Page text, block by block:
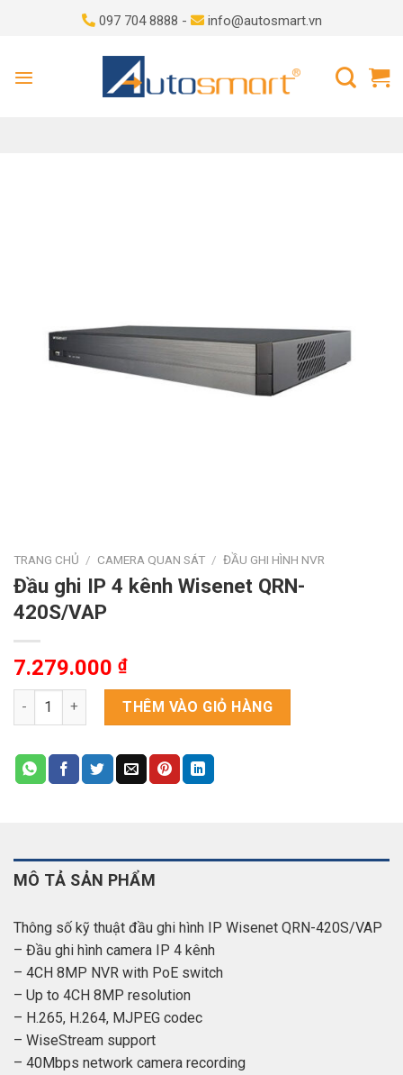
097 704 8888 - info@autosmart.vn
TRANG CHỦ / CAMERA QUAN SÁT / ĐẦU GHI HÌNH NVR
Đầu ghi IP 4 kênh Wisenet QRN-
420S/VAP
7.279.000 ₫
Đầu ghi IP 4 kênh Wisenet QRN-420S/VAP số lượng
THÊM VÀO GIỎ HÀNG
MÔ TẢ SẢN PHẨM
Thông số kỹ thuật đầu ghi hình IP Wisenet QRN-420S/VAP
– Đầu ghi hình camera IP 4 kênh
– 4CH 8MP NVR with PoE switch
– Up to 4CH 8MP resolution
– H.265, H.264, MJPEG codec
– WiseStream support
– 40Mbps network camera recording